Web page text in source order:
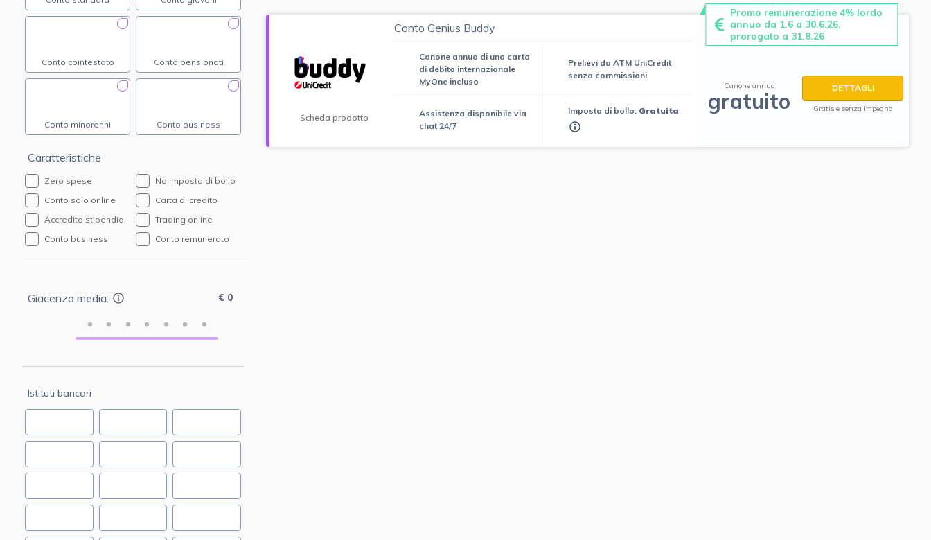
Conto cointestato Conto pensionati
Conto minorenni Conto business
Caratteristiche
Zero spese
No imposta di bollo
Conto solo online
Carta di credito
Accredito stipendio
Trading online
Conto business
Conto remunerato
Giacenza media: € 0
Istituti bancari
Promo remunerazione 4% lordo
annuo da 1.6 a 30.6.26,
prorogato a 31.8.26
Scheda prodotto
Conto Genius Buddy
Canone annuo di una carta
di debito internazionale
MyOne incluso
Assistenza disponibile via
chat 24/7
Prelievi da ATM UniCredit
senza commissioni
Imposta di bollo: Gratuita
Canone annuo
gratuito
DETTAGLI
Gratis e senza impegno